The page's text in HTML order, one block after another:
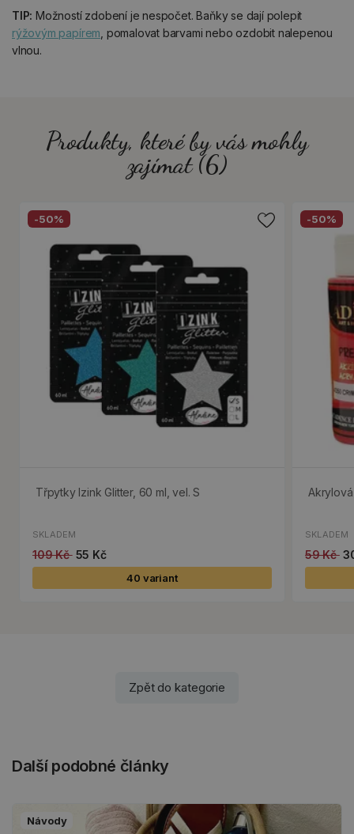
TIP: Možností zdobení je nespočet. Baňky se dají polepit
rýžovým papírem , pomalovat barvami nebo ozdobit nalepenou
vlnou.
Produkty, které by vás mohly
zajímat (6)
-50%
Třpytky Izink Glitter, 60 ml, vel. S
SKLADEM
109 Kč 55 Kč
40 variant
-50%
SKLADEM
59 Kč
Zpět do kategorie
Další podobné články
Návody